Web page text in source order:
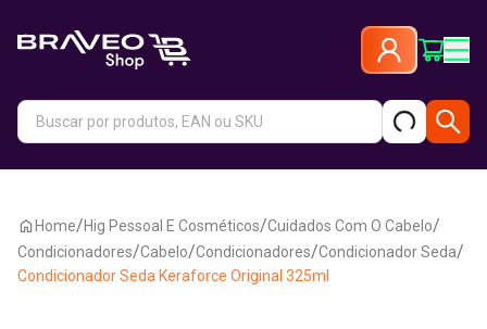
Home/Hig Pessoal E Cosméticos/Cuidados Com O Cabelo/
Condicionadores/Cabelo/Condicionadores/Condicionador Seda/
Condicionador Seda Keraforce Original 325ml